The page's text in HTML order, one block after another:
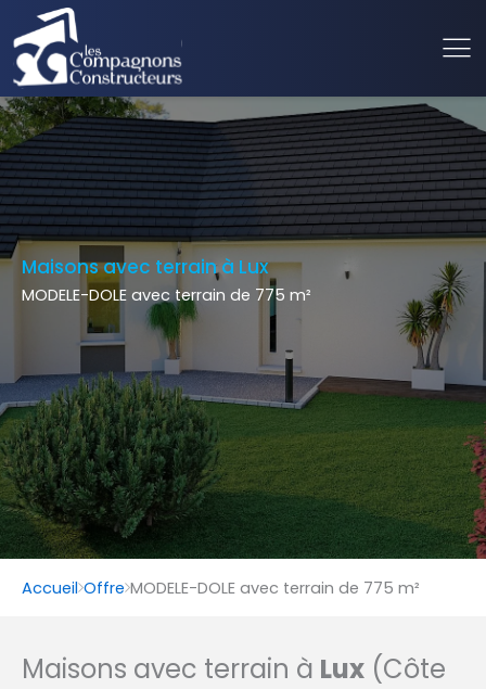
Maisons avec terrain à Lux
MODELE-DOLE avec terrain de 775 m²
Accueil Offre MODELE-DOLE avec terrain de 775 m²
Maisons avec terrain à Lux (Côte